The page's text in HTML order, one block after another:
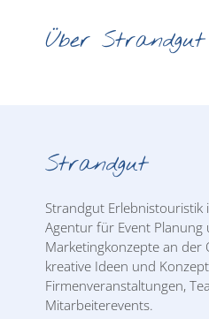
Über Strandgut
Strandgut
Strandgut
Agentur für Event
Marketingkonzepte an der
kreative Ideen und
Firmenveranstaltungen,
Mitarbeiterevents.